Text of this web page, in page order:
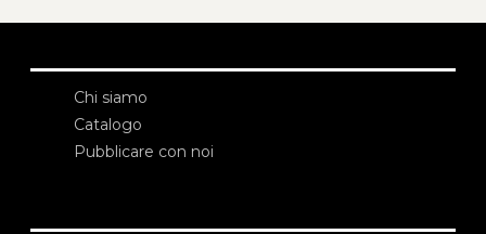
Chi siamo
Catalogo
Pubblicare con noi